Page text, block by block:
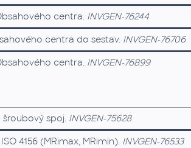
centra. INVGEN-76244
centra do sestav. INVGEN-76706
centra. INVGEN-76899
spoj. INVGEN-75628
4156 (MRimax, MRimin). INVGEN-76533